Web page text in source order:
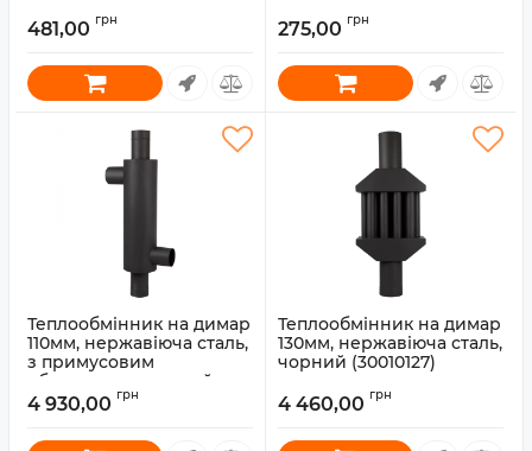
481,00 грн 275,00 грн
Теплообмінник на димар
110мм, нержавіюча сталь,
з примусовим
обдуванням, чорний
(30010125)
4 930,00 грн
Теплообмінник на димар
130мм, нержавіюча сталь,
чорний (30010127)
4 460,00 грн